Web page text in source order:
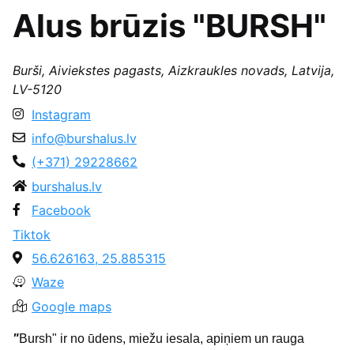
Alus brūzis "BURSH"
Burši, Aiviekstes pagasts, Aizkraukles novads, Latvija,
LV-5120
Instagram
info@burshalus.lv
(+371) 29228662
burshalus.lv
Facebook
Tiktok
56.626163, 25.885315
Waze
Google maps
"Bursh" ir no ūdens, miežu iesala, apiņiem un rauga